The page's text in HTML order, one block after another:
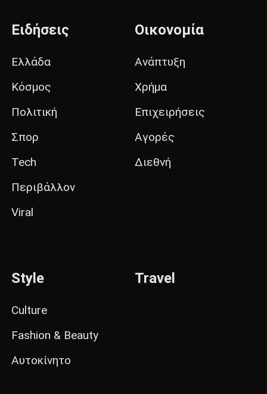
Ειδήσεις
Ελλάδα
Κόσμος
Πολιτική
Σπορ
Tech
Περιβάλλον
Viral
Οικονομία
Ανάπτυξη
Χρήμα
Επιχειρήσεις
Αγορές
Διεθνή
Style
Culture
Fashion & Beauty
Αυτοκίνητο
Travel